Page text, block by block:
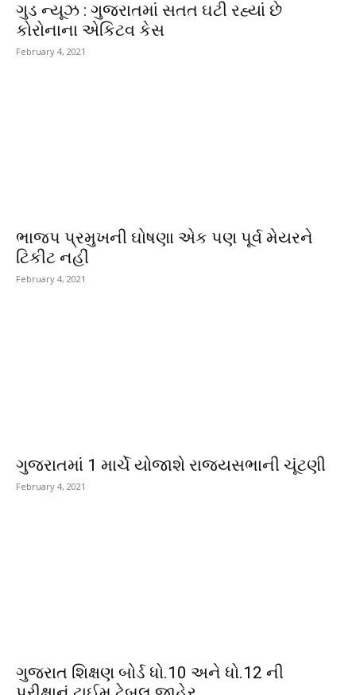
ગુડ ન્યૂઝ : ગુજરાતમાં સતત ઘટી રહ્યાં છે
કોરોનાના એકિટવ કેસ
February 4, 2021
ભાજપ પ્રમુખની ઘોષણા એક પણ પૂર્વ મેયરને
ટિકીટ નહીં
February 4, 2021
ગુજરાતમાં 1 માર્ચે યોજાશે રાજ્યસભાની ચૂંટણી
February 4, 2021
ગુજરાત શિક્ષણ બોર્ડ ધો.10 અને ધો.12 ની